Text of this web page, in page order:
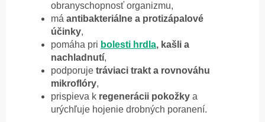
obranyschopnosť organizmu,
má antibakteriálne a protizápalové
účinky,
pomáha pri bolesti hrdla, kašli a
nachladnutí,
podporuje tráviaci trakt a rovnováhu
mikroflóry,
prispieva k regenerácii pokožky a
urýchľuje hojenie drobných poranení.